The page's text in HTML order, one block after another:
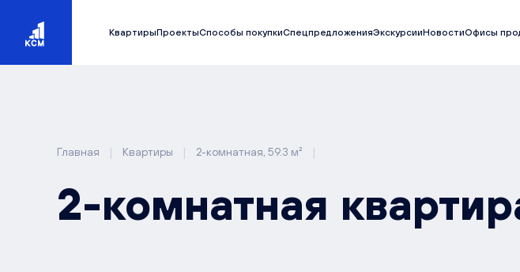
КвартирыПроектыСпособы покупкиСпецпредложенияЭкскурсииНовостиОфисы
Главная | Квартиры | 2-комнатная, 59.3 м² |
2-комнатная